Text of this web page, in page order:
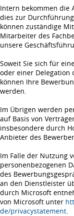
Intern bekommen die
dies zur
können zuständige
Mitarbeiter des
unsere
Soweit Sie sich für
oder einer Delegation
können Ihre
werden.
Im Übrigen werden
auf Basis von
insbesondere durch
Anbieter des
Im Falle der Nutzung
personenbezogenen
des
an den Dienstleister
durch Microsoft
von Microsoft unter
de/privacystatement.